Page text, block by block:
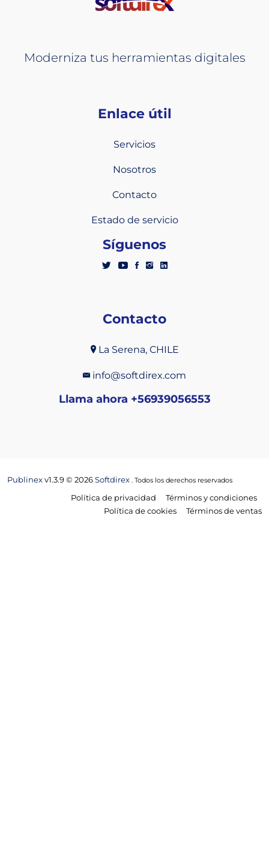
Moderniza tus herramientas digitales
Enlace útil
Servicios
Nosotros
Contacto
Estado de servicio
Síguenos
Contacto
La Serena, CHILE
info@softdirex.com
Llama ahora +56939056553
Publinexv1.3.9 © 2026Softdirex . Todos los derechos reservados
Política de privacidad
Términos y condiciones
Política de cookies
Términos de ventas